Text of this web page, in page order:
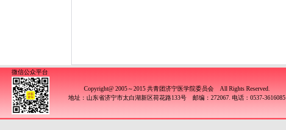
微信公众平台
Copyright@ 2005～2015 共青团济宁医学院委员会 All Rights Reserved.
地址：山东省济宁市太白湖新区荷花路133号 邮编：272067. 电话：0537-3616085